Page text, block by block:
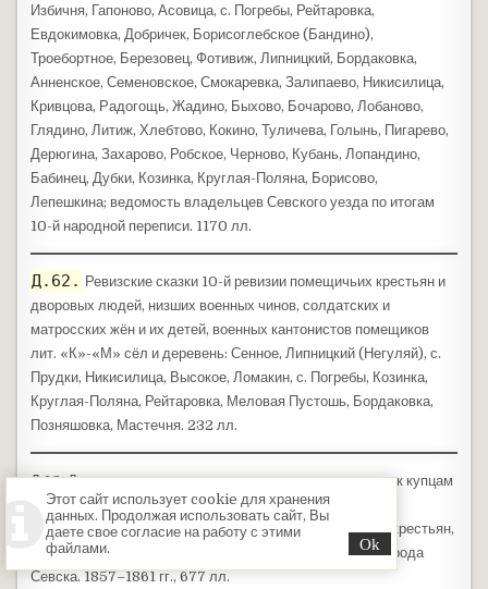
Избичня, Гапоново, Асовица, с. Погребы, Рейтаровка,
Евдокимовка, Добричек, Борисоглебское (Бандино),
Троебортное, Березовец, Фотивиж, Липницкий, Бордаковка,
Анненское, Семеновское, Смокаревка, Залипаево, Никисилица,
Кривцова, Радогощь, Жадино, Быхово, Бочарово, Лобаново,
Глядино, Литиж, Хлебтово, Кокино, Туличева, Голынь, Пигарево,
Дерюгина, Захарово, Робское, Черново, Кубань, Лопандино,
Бабинец, Дубки, Козинка, Круглая-Поляна, Борисово,
Лепешкина; ведомость владельцев Севского уезда по итогам
10-й народной переписи. 1170 лл.
Д.62. Ревизские сказки 10-й ревизии помещичьих крестьян и
дворовых людей, низших военных чинов, солдатских и
матросских жён и их детей, военных кантонистов помещиков
лит. «К»-«М» сёл и деревень: Сенное, Липницкий (Негуляй), с.
Прудки, Никисилица, Высокое, Ломакин, с. Погребы, Козинка,
Круглая-Поляна, Рейтаровка, Меловая Пустошь, Бордаковка,
Позняшовка, Мастечня. 232 лл.
Д.63. Дополнительные ревизские сказки причисленных к купцам
3-й гильдии, причисленным к мещанам города Севска;
дополнительные ревизские сказки вольноотпущенных крестьян,
отставных унтер-офицеров, дворовых людей мещан города
Севска. 1857–1861 гг., 677 лл.
Этот сайт использует cookie для хранения
данных. Продолжая использовать сайт, Вы
даете свое согласие на работу с этими
файлами.